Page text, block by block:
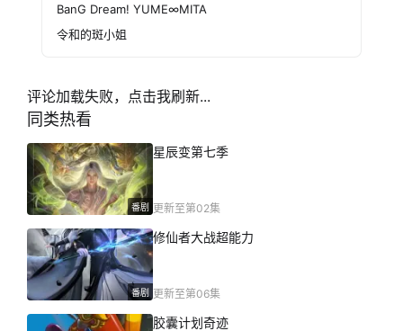
BanG Dream! YUME∞MITA
令和的斑小姐
评论加载失败，点击我刷新...
同类热看
番剧
星辰变第七季
更新至第02集
番剧
修仙者大战超能力
更新至第06集
胶囊计划奇迹